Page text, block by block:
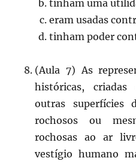
tinham uma
eram usadas
tinham poder
(Aula 7) As
históricas,
outras superfícies
rochosos ou
rochosas ao ar
vestígio humano